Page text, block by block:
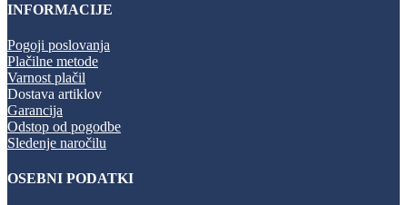
INFORMACIJE
Pogoji poslovanja
Plačilne metode
Varnost plačil
Dostava artiklov
Garancija
Odstop od pogodbe
Sledenje naročilu
OSEBNI PODATKI